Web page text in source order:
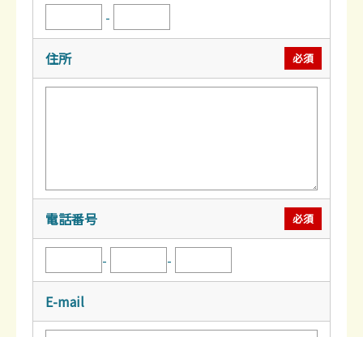
-
住所 必須
電話番号 必須
- -
E-mail